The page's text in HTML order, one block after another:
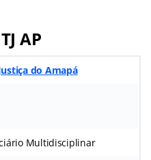
AP
do Amapá
Multidisciplinar